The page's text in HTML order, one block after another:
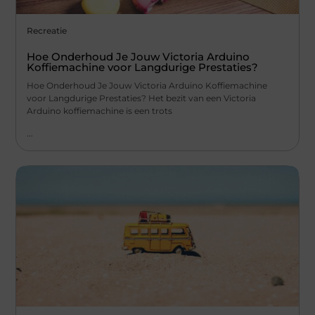
Recreatie
Hoe Onderhoud Je Jouw Victoria Arduino
Koffiemachine voor Langdurige Prestaties?
Hoe Onderhoud Je Jouw Victoria Arduino Koffiemachine
voor Langdurige Prestaties? Het bezit van een Victoria
Arduino koffiemachine is een trots
...